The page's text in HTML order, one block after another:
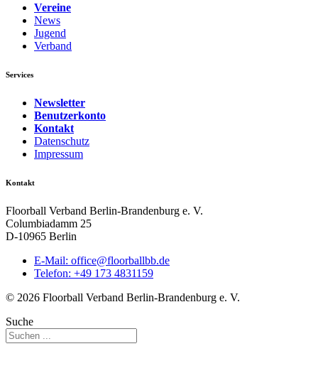
Vereine
News
Jugend
Verband
Services
Newsletter
Benutzerkonto
Kontakt
Datenschutz
Impressum
Kontakt
Floorball Verband Berlin-Brandenburg e. V.
Columbiadamm 25
D-10965 Berlin
E-Mail: ed.bbllabroolf@eciffo
Telefon: +49 173 4831159
© 2026 Floorball Verband Berlin-Brandenburg e. V.
Suche